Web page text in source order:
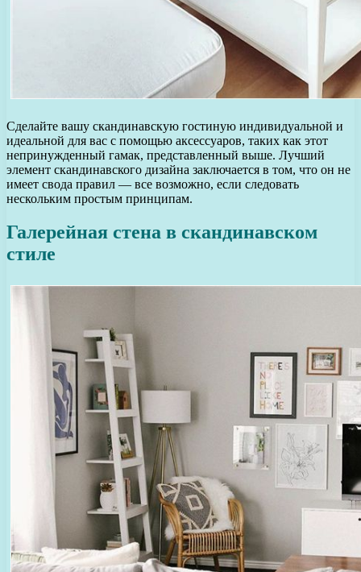
Сделайте вашу скандинавскую гостиную индивидуальной и
идеальной для вас с помощью аксессуаров, таких как этот
непринужденный гамак, представленный выше. Лучший
элемент скандинавского дизайна заключается в том, что он не
имеет свода правил — все возможно, если следовать
нескольким простым принципам.
Галерейная стена в скандинавском
стиле